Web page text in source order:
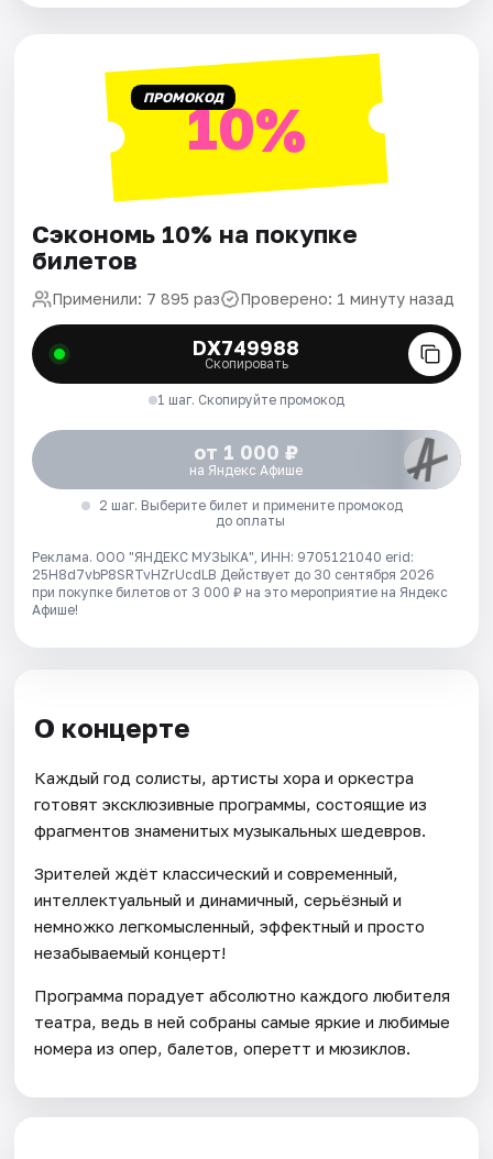
ПРОМОКОД10%
Сэкономь 10% на покупке
билетов
Применили: 7 895 раз Проверено: 1 минуту назад
DX749988
Скопировать
1 шаг. Скопируйте промокод
от 1 000 ₽
на Яндекс Афише
2 шаг. Выберите билет и примените промокод
до оплаты
Реклама. ООО "ЯНДЕКС МУЗЫКА", ИНН: 9705121040 erid:
25H8d7vbP8SRTvHZrUcdLB Действует до 30 сентября 2026
при покупке билетов от 3 000 ₽ на это мероприятие на Яндекс
Афише!
О концерте
Каждый год солисты, артисты хора и оркестра
готовят эксклюзивные программы, состоящие из
фрагментов знаменитых музыкальных шедевров.
Зрителей ждёт классический и современный,
интеллектуальный и динамичный, серьёзный и
немножко легкомысленный, эффектный и просто
незабываемый концерт!
Программа порадует абсолютно каждого любителя
театра, ведь в ней собраны самые яркие и любимые
номера из опер, балетов, оперетт и мюзиклов.